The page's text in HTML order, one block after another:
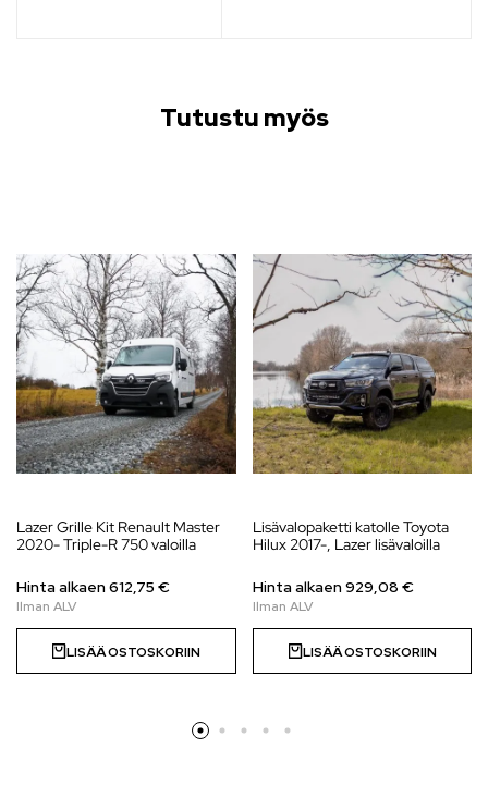
Tutustu myös
Lazer Grille Kit Renault Master
2020- Triple-R 750 valoilla
Hinta alkaen612,75 €
LISÄÄ OSTOSKORIIN
Lisävalopaketti katolle Toyota
Hilux 2017-, Lazer lisävaloilla
Hinta alkaen929,08 €
LISÄÄ OSTOSKORIIN